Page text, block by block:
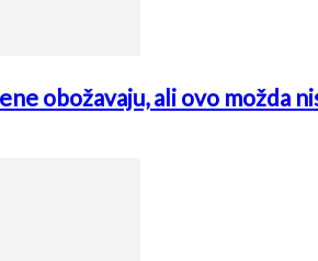
obožavaju, ali ovo možda